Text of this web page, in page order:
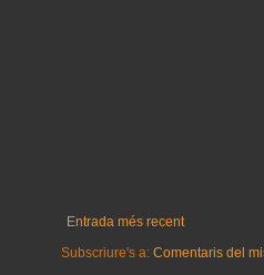
Entrada més recent
Subscriure's a: Comentaris del